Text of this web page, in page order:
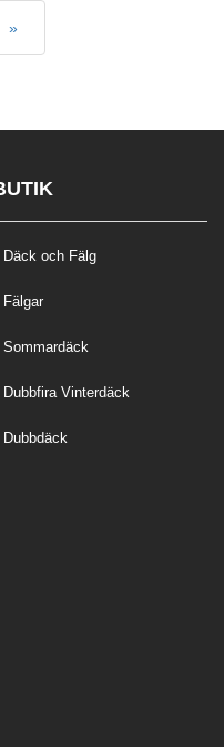
»
Däck och Fälg
Fälgar
Sommardäck
Dubbfira Vinterdäck
Dubbdäck